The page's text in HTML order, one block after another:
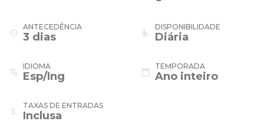
history
ANTECEDÊNCIA
3 dias airline_seat_recline_normal
DISPONIBILIDADE
Diária
translate
IDIOMA
Esp/Ing calendar_today
TEMPORADA
Ano inteiro
attach_money
TAXAS DE ENTRADAS
Inclusa